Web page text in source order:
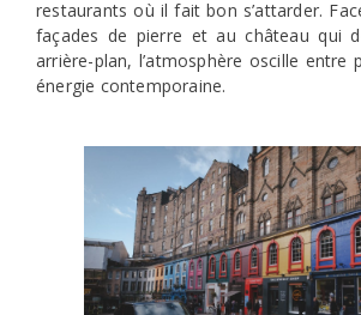
restaurants où il fait bon s’attarder.
façades de pierre et au château qui
arrière-plan, l’atmosphère oscille entre
énergie contemporaine.